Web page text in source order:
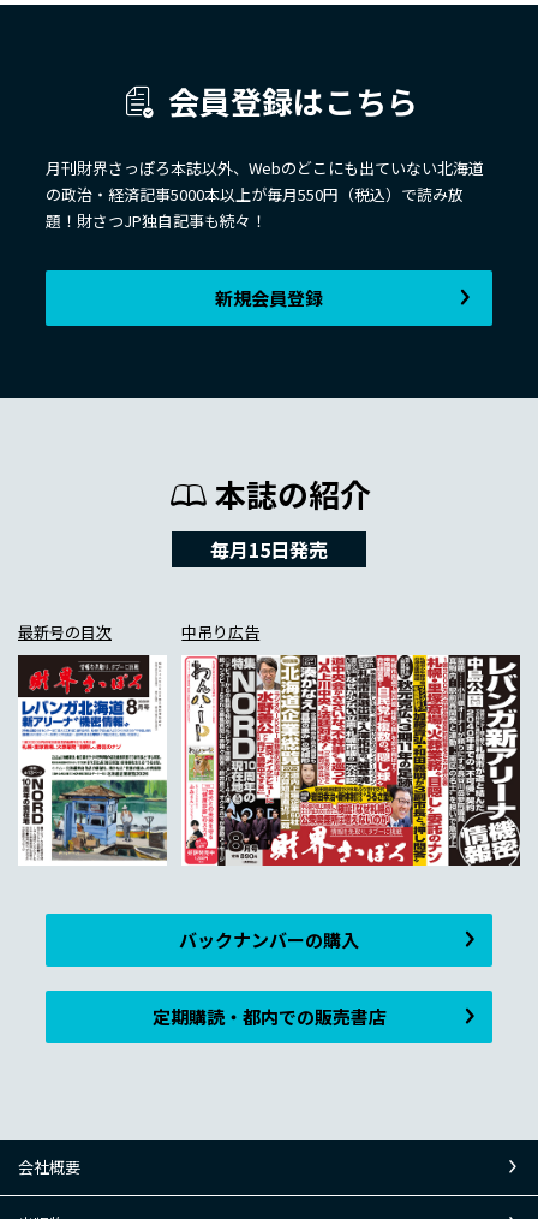
会員登録はこちら
月刊財界さっぽろ本誌以外、Webのどこにも出ていない北海道
の政治・経済記事5000本以上が毎月550円（税込）で読み放
題！財さつJP独自記事も続々！
新規会員登録
本誌の紹介
毎月15日発売
最新号の目次 中吊り広告
バックナンバーの購入
定期購読・都内での販売書店
会社概要